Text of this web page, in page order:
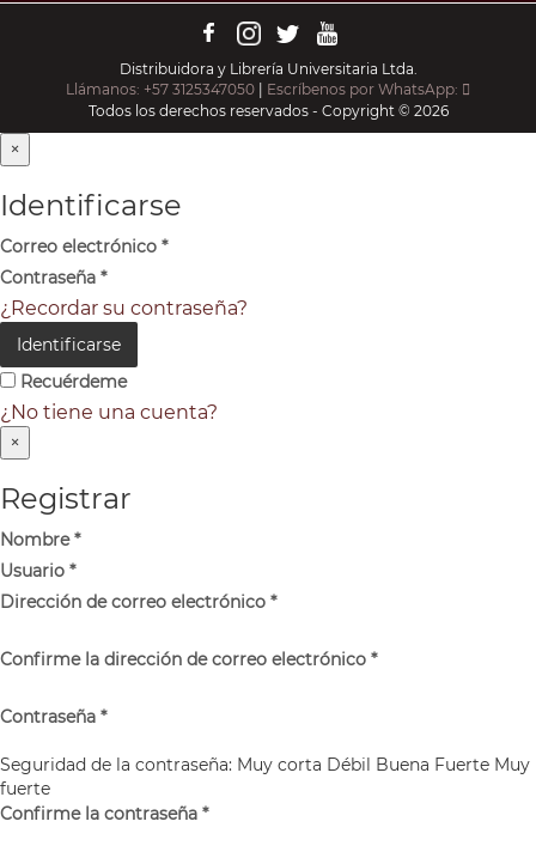
Distribuidora y Librería Universitaria Ltda.
Llámanos: +57 3125347050 | Escríbenos por WhatsApp:
Todos los derechos reservados - Copyright © 2026
×
Identificarse
Correo electrónico *
Contraseña *
¿Recordar su contraseña?
Identificarse
Recuérdeme
¿No tiene una cuenta?
×
Registrar
Nombre*
Usuario *
Dirección de correo electrónico *
Confirme la dirección de correo electrónico *
Contraseña *
Seguridad de la contraseña: Muy corta Débil Buena Fuerte Muy
fuerte
Confirme la contraseña *